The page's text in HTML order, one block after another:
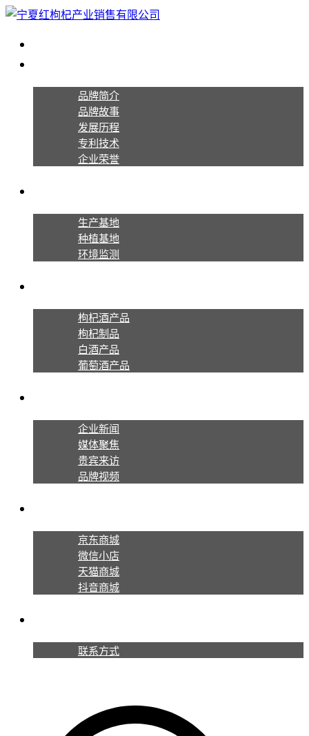
品牌简介
品牌故事
发展历程
专利技术
企业荣誉
生产基地
种植基地
环境监测
枸杞酒产品
枸杞制品
白酒产品
葡萄酒产品
企业新闻
媒体聚焦
贵宾来访
品牌视频
京东商城
微信小店
天猫商城
抖音商城
联系方式